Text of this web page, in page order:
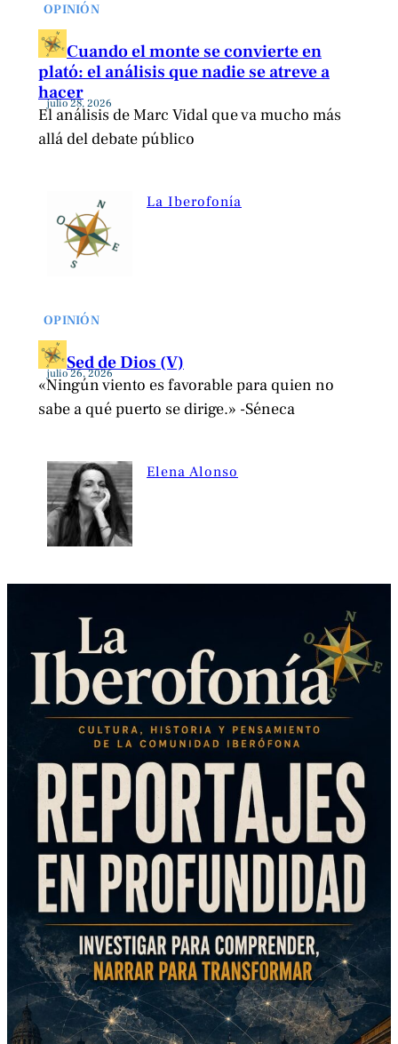
OPINIÓN
Cuando el monte se convierte en
plató: el análisis que nadie se atreve a
hacer
julio 28, 2026
El análisis de Marc Vidal que va mucho más
allá del debate público
La Iberofonía
OPINIÓN
Sed de Dios (V)
julio 26, 2026
«Ningún viento es favorable para quien no
sabe a qué puerto se dirige.» -Séneca
Elena Alonso